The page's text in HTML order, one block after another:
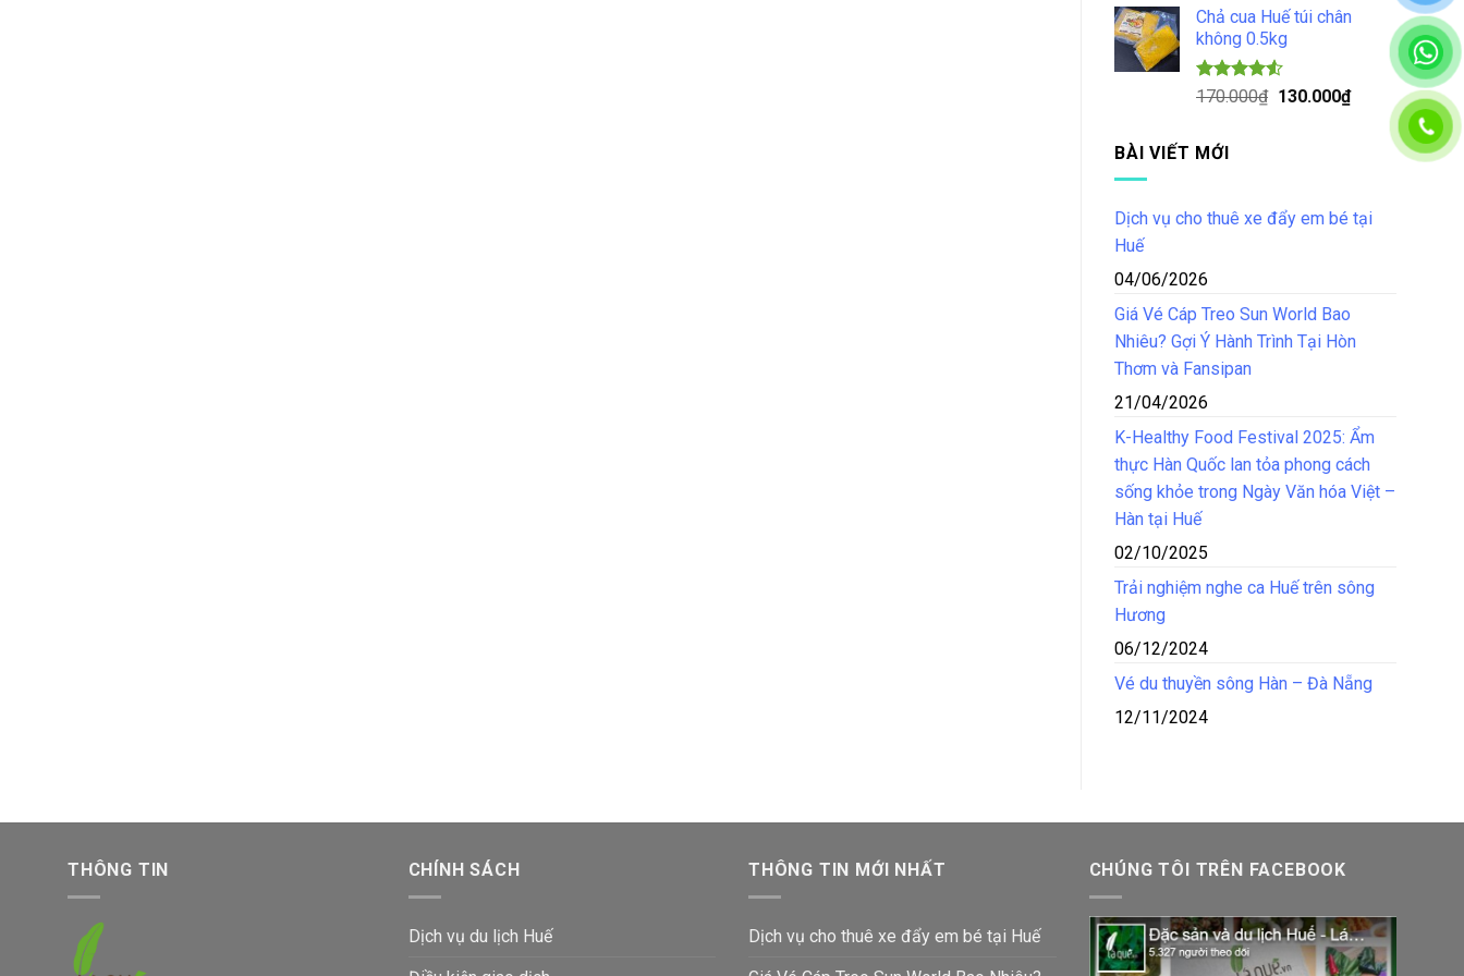
5 sao
là:
150.000₫.
tại
125.000₫.
Chả cua Huế túi chân
không 0.5kg
Được xếp
4.50
170.000₫ Giá
130.000₫Giá
BÀI VIẾT MỚI
Dịch vụ cho thuê xe đẩy em bé tại
Huế
04/06/2026
Giá Vé Cáp Treo Sun World Bao
Nhiêu? Gợi Ý Hành Trình Tại Hòn
Thơm và Fansipan
21/04/2026
K-Healthy Food Festival 2025: Ẩm
thực Hàn Quốc lan tỏa phong cách
sống khỏe trong Ngày Văn hóa Việt –
Hàn tại Huế
02/10/2025
Trải nghiệm nghe ca Huế trên sông
Hương
06/12/2024
Vé du thuyền sông Hàn – Đà Nẵng
12/11/2024
THÔNG TIN CHÍNH SÁCH
Dịch vụ du lịch Huế
THÔNG TIN MỚI NHẤT
Dịch vụ cho thuê xe đẩy em bé tại Huế
CHÚNG TÔI TRÊN FACEBOOK